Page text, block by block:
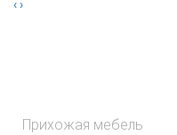
‹›
Прихожая мебель